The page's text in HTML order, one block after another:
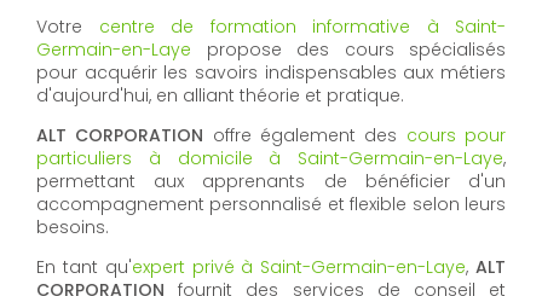
Votre centre de formation informative à Saint-
Germain-en-Laye propose des cours spécialisés
pour acquérir les savoirs indispensables aux métiers
d'aujourd'hui, en alliant théorie et pratique.
ALT CORPORATION offre également des cours pour
particuliers à domicile à Saint-Germain-en-Laye,
permettant aux apprenants de bénéficier d'un
accompagnement personnalisé et flexible selon leurs
besoins.
En tant qu'expert privé à Saint-Germain-en-Laye,ALT
CORPORATION fournit des services de conseil et